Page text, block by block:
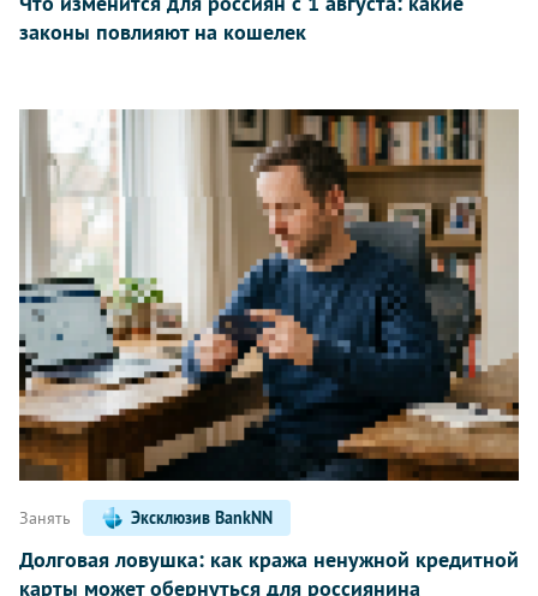
законы повлияют на кошелек
Занять Эксклюзив BankNN
Долговая ловушка: как кража ненужной кредитной
карты может обернуться для россиянина